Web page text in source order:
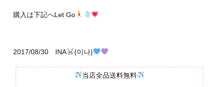
購入は下記へLet Go
2017/08/30 INA (이나)
当店全品送料無料